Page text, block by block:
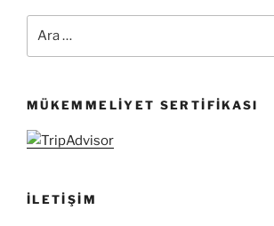
MÜKEMMELIYET SERTIFIKASI
İLETIŞIM